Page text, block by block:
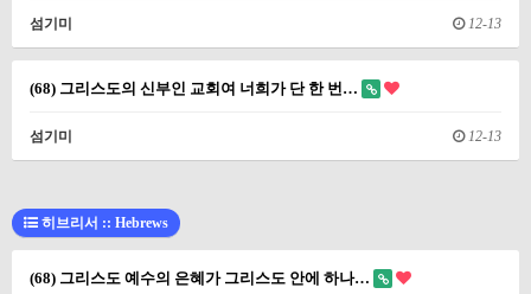
섬기미 12-13
(68) 그리스도의 신부인 교회여 너희가 단 한 번…
섬기미 12-13
히브리서 :: Hebrews
(68) 그리스도 예수의 은혜가 그리스도 안에 하나…